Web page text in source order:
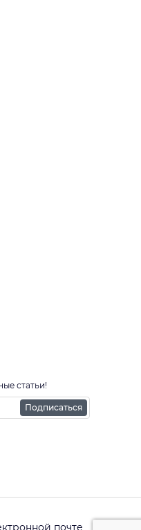
статьи!
Подписаться